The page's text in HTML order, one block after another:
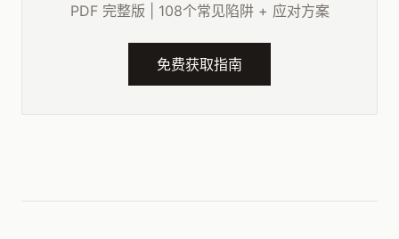
PDF 完整版 | 108个常见陷阱 + 应对方案
免费获取指南